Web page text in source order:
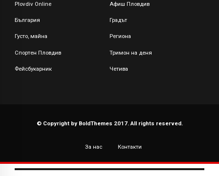
Plovdiv Online Афиш Пловдив
България Градът
Густо, майна Региона
Спортен Пловдив Тримон на деня
Фейсбукарник Четива
© Copyright by BoldThemes 2017. All rights reserved.
За нас Контакти